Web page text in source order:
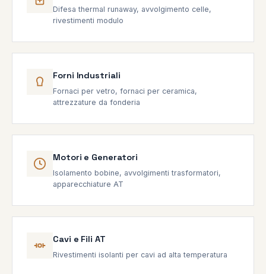
Difesa thermal runaway, avvolgimento celle,
rivestimenti modulo
Forni Industriali
Fornaci per vetro, fornaci per ceramica,
attrezzature da fonderia
Motori e Generatori
Isolamento bobine, avvolgimenti trasformatori,
apparecchiature AT
Cavi e Fili AT
Rivestimenti isolanti per cavi ad alta temperatura